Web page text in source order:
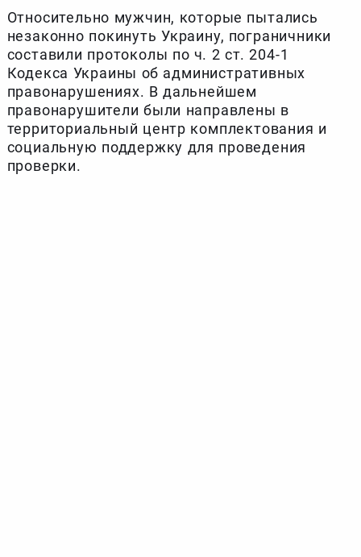
Относительно мужчин, которые пытались
незаконно покинуть Украину, пограничники
составили протоколы по ч. 2 ст. 204-1
Кодекса Украины об административных
правонарушениях. В дальнейшем
правонарушители были направлены в
территориальный центр комплектования и
социальную поддержку для проведения
проверки.